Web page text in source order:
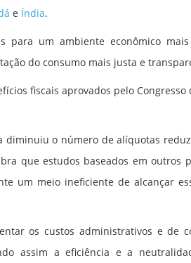
e Índia.
para um ambiente econômico
do consumo mais justa e
fiscais aprovados pelo
o número de alíquotas
que estudos baseados em outros
um meio ineficiente de alcançar
os custos administrativos e de
assim a eficiência e a